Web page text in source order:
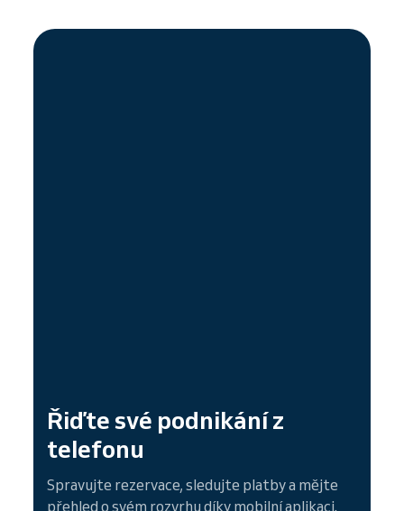
Řiďte své podnikání z
telefonu
Spravujte rezervace, sledujte platby a mějte
přehled o svém rozvrhu díky mobilní aplikaci.